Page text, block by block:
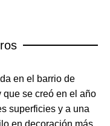
en el barrio de
que se creó en el año
superficies y a una
en decoración más